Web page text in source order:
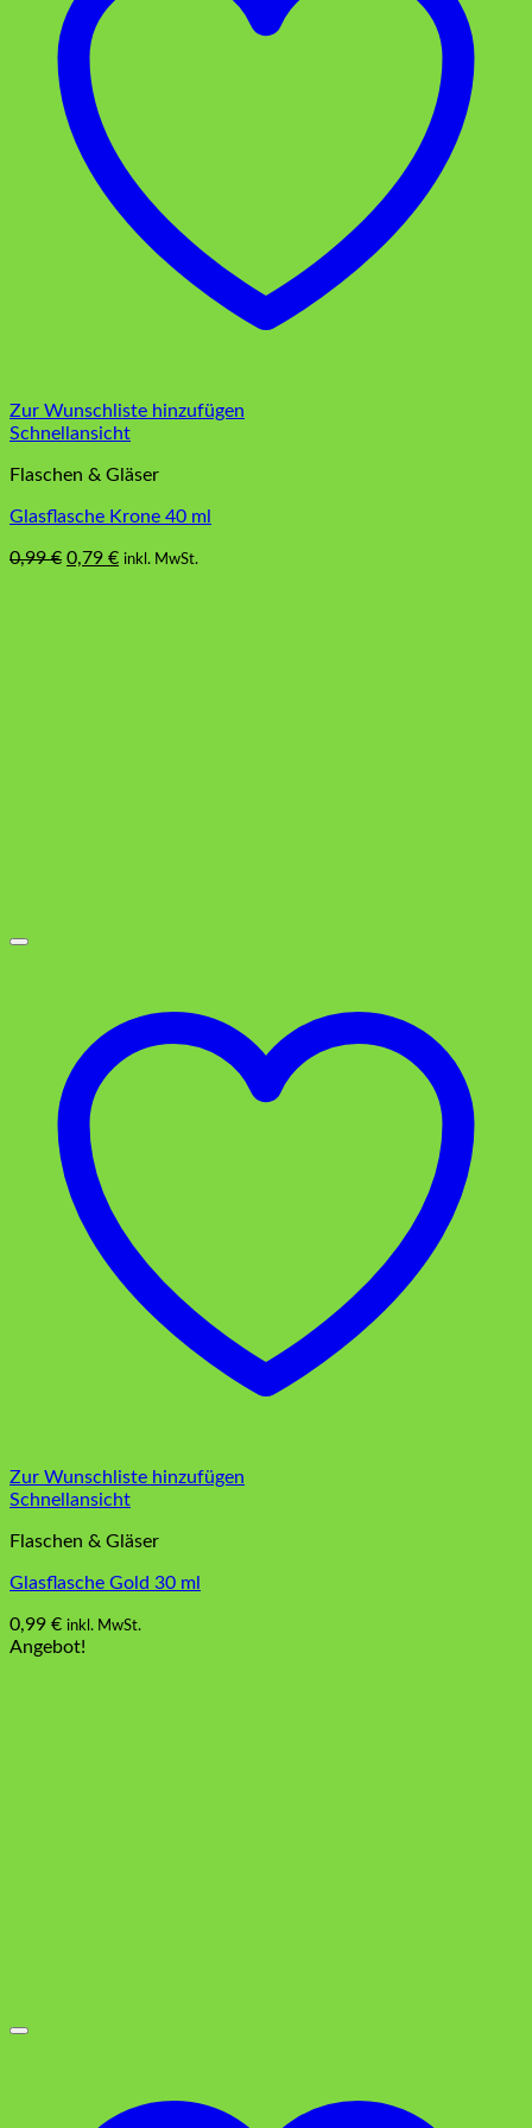
Zur Wunschliste hinzufügen
Schnellansicht
Flaschen & Gläser
Glasflasche Krone 40 ml
0,99€ Ursprünglicher
0,79 €Aktueller
inkl. MwSt.
Zur Wunschliste hinzufügen
Schnellansicht
Flaschen & Gläser
Glasflasche Gold 30 ml
0,99 € inkl. MwSt.
Angebot!